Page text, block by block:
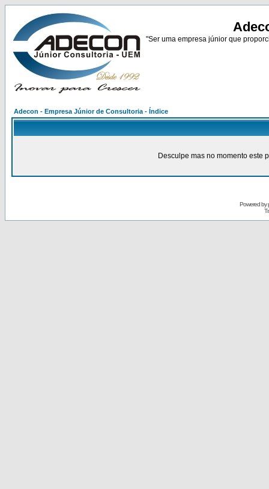
"Ser uma empresa júnior que
Adecon - Empresa Júnior de Consultoria - Índice
Desculpe mas no momento este
Powered by